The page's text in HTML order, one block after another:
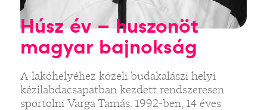
Húsz év – huszonöt
magyar bajnokság
A lakóhelyéhez közeli budakalászi helyi
kézilabdacsapatban kezdett rendszeresen
sportolni Varga Tamás. 1992-ben, 14 éves